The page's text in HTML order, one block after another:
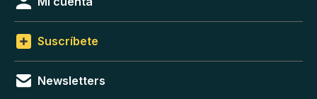
Suscríbete
Newsletters